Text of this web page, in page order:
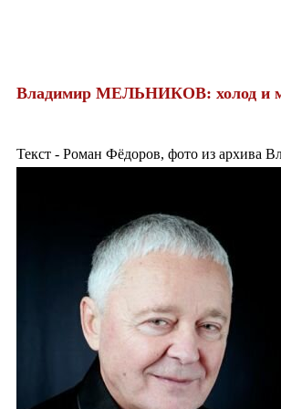
Владимир МЕЛЬНИКОВ: холод и
Текст - Роман Фёдоров, фото из архива